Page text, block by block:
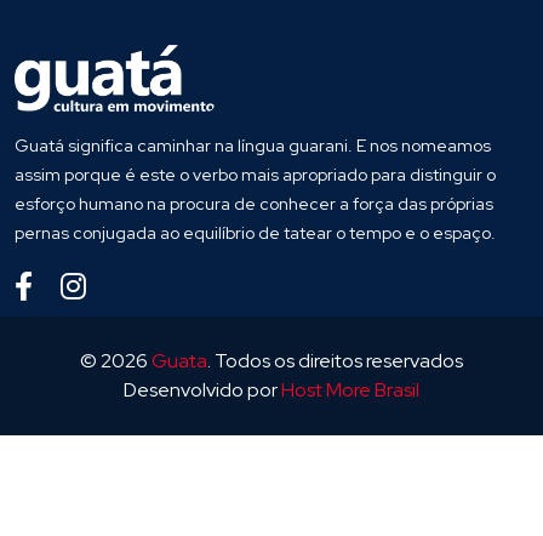
Guatá significa caminhar na língua guarani. E nos nomeamos
assim porque é este o verbo mais apropriado para distinguir o
esforço humano na procura de conhecer a força das próprias
pernas conjugada ao equilíbrio de tatear o tempo e o espaço.
© 2026Guata. Todos os direitos reservados
Desenvolvido porHost More Brasil